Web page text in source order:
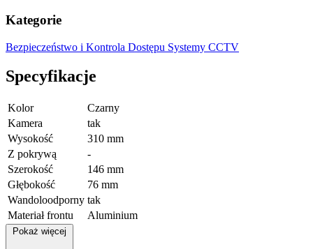
Kategorie
Bezpieczeństwo i Kontrola Dostępu Systemy CCTV
Specyfikacje
Kolor
Czarny
Kamera
tak
Wysokość
310 mm
Z pokrywą
-
Szerokość
146 mm
Głębokość
76 mm
Wandoloodporny tak
Materiał frontu
Aluminium
Pokaż więcej